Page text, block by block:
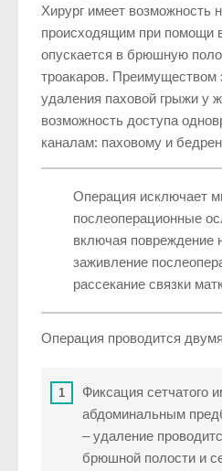
Хирург имеет возможность
происходящим при помощи
опускается в брюшную
троакаров. Преимуществом
удаления паховой грыжи у
возможность доступа
каналам: паховому и
Операция исключает
послеоперационные
включая повреждение
заживление
рассекание связки
Операция проводится
Фиксация сетчатого
абдоминальным
– удаление
брюшной полости и